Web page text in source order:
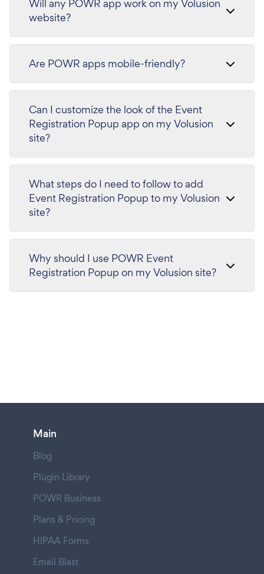
Will any POWR app work on my Volusion
website?
Are POWR apps mobile-friendly?
Can I customize the look of the Event
Registration Popup app on my Volusion
site?
What steps do I need to follow to add
Event Registration Popup to my Volusion
site?
Why should I use POWR Event
Registration Popup on my Volusion site?
Main
Blog
Plugin Library
POWR Business
Plans & Pricing
HIPAA Forms
Email Blast